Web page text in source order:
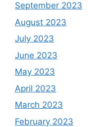
September 2023
August 2023
July 2023
June 2023
May 2023
April 2023
March 2023
February 2023